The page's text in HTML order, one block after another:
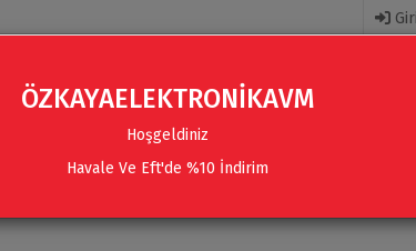
AKSESUARLAR SES SISTEMLERI & AKSESUARLAR
ÖZKAYAELEKTRONİKAVM
Hoşgeldiniz
Havale Ve Eft'de %10 İndirim